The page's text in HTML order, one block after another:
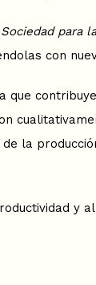
para
con
la
y